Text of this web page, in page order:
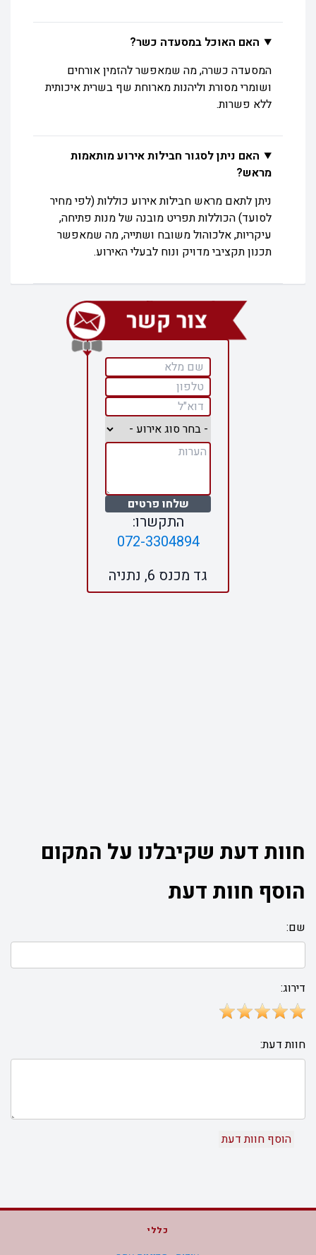
האם האוכל במסעדה כשר?
המסעדה כשרה, מה שמאפשר להזמין אורחים
ושומרי מסורת וליהנות מארוחת שף בשרית איכותית
ללא פשרות.
האם ניתן לסגור חבילות אירוע מותאמות
מראש?
ניתן לתאם מראש חבילות אירוע כוללות (לפי מחיר
לסועד) הכוללות תפריט מובנה של מנות פתיחה,
עיקריות, אלכוהול משובח ושתייה, מה שמאפשר
תכנון תקציבי מדויק ונוח לבעלי האירוע.
שלחו פרטים
התקשרו:
072-3304894
גד מכנס 6, נתניה
חוות דעת שקיבלנו על המקום
הוסף חוות דעת
שם:
דירוג:
חוות דעת:
כללי